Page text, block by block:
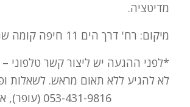
מדיטציה.
מיקום: רח' דרך הים 11 חיפה קומה שניה.
*לפני ההגעה יש ליצור קשר טלפוני
לא להגיע ללא תאום מראש. לשאלות